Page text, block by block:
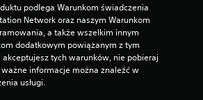
podlega Warunkom świadczenia
Network oraz naszym Warunkom
a także wszelkim innym
dodatkowym powiązanym z tym
akceptujesz tych warunków, nie pobieraj
informacje można znaleźć w
usługi.